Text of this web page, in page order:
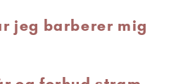
jeg barberer mig